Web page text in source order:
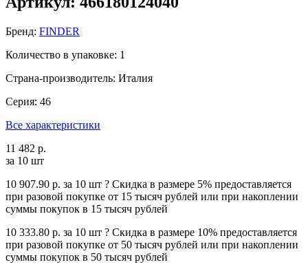
Бренд: FINDER
Количество в упаковке: 1
Страна-производитель: Италия
Серия: 46
Все характеристики
11 482 р.
за 10 шт
10 907.90 р. за 10 шт ? Cкидка в размере 5% предоставляется
при разовой покупке от 15 тысяч рублей или при накоплении
суммы покупок в 15 тысяч рублей
10 333.80 р. за 10 шт ? Cкидка в размере 10% предоставляется
при разовой покупке от 50 тысяч рублей или при накоплении
суммы покупок в 50 тысяч рублей